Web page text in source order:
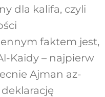
dla kalifa, czyli
faktem jest,
Kaidy – najpierw
Ajman az-